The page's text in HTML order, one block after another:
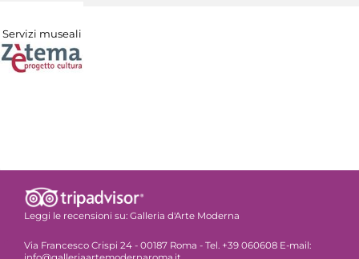
Servizi museali
Leggi le recensioni su: Galleria d'Arte Moderna
Via Francesco Crispi 24 - 00187 Roma - Tel. +39 060608 E-mail: